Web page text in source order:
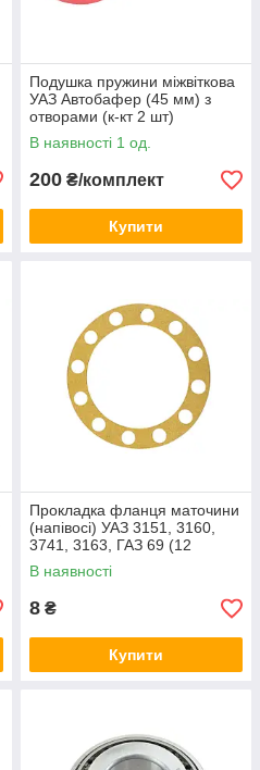
Подушка пружини міжвіткова
УАЗ Автобафер (45 мм) з
отворами (к-кт 2 шт)
В наявності 1 од.
200 ₴/комплект
Купити
Прокладка фланця маточини
(напівосі) УАЗ 3151, 3160,
3741, 3163, ГАЗ 69 (12
отворів) картон
В наявності
8 ₴
Купити